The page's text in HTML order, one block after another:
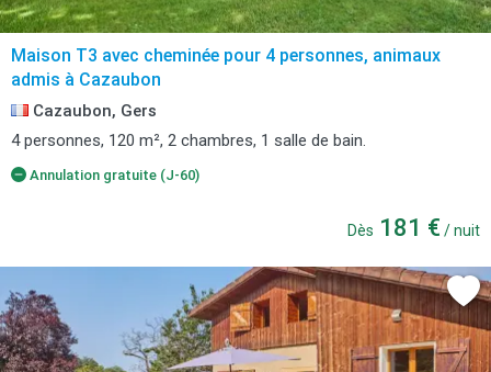
Maison T3 avec cheminée pour 4 personnes, animaux
admis à Cazaubon
Cazaubon, Gers
4 personnes, 120 m², 2 chambres, 1 salle de bain.
Annulation gratuite (J-60)
Dès 181 € / nuit